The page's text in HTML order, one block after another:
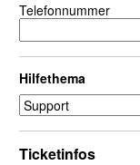
Telefonnummer
Hilfethema
Ticketinfos